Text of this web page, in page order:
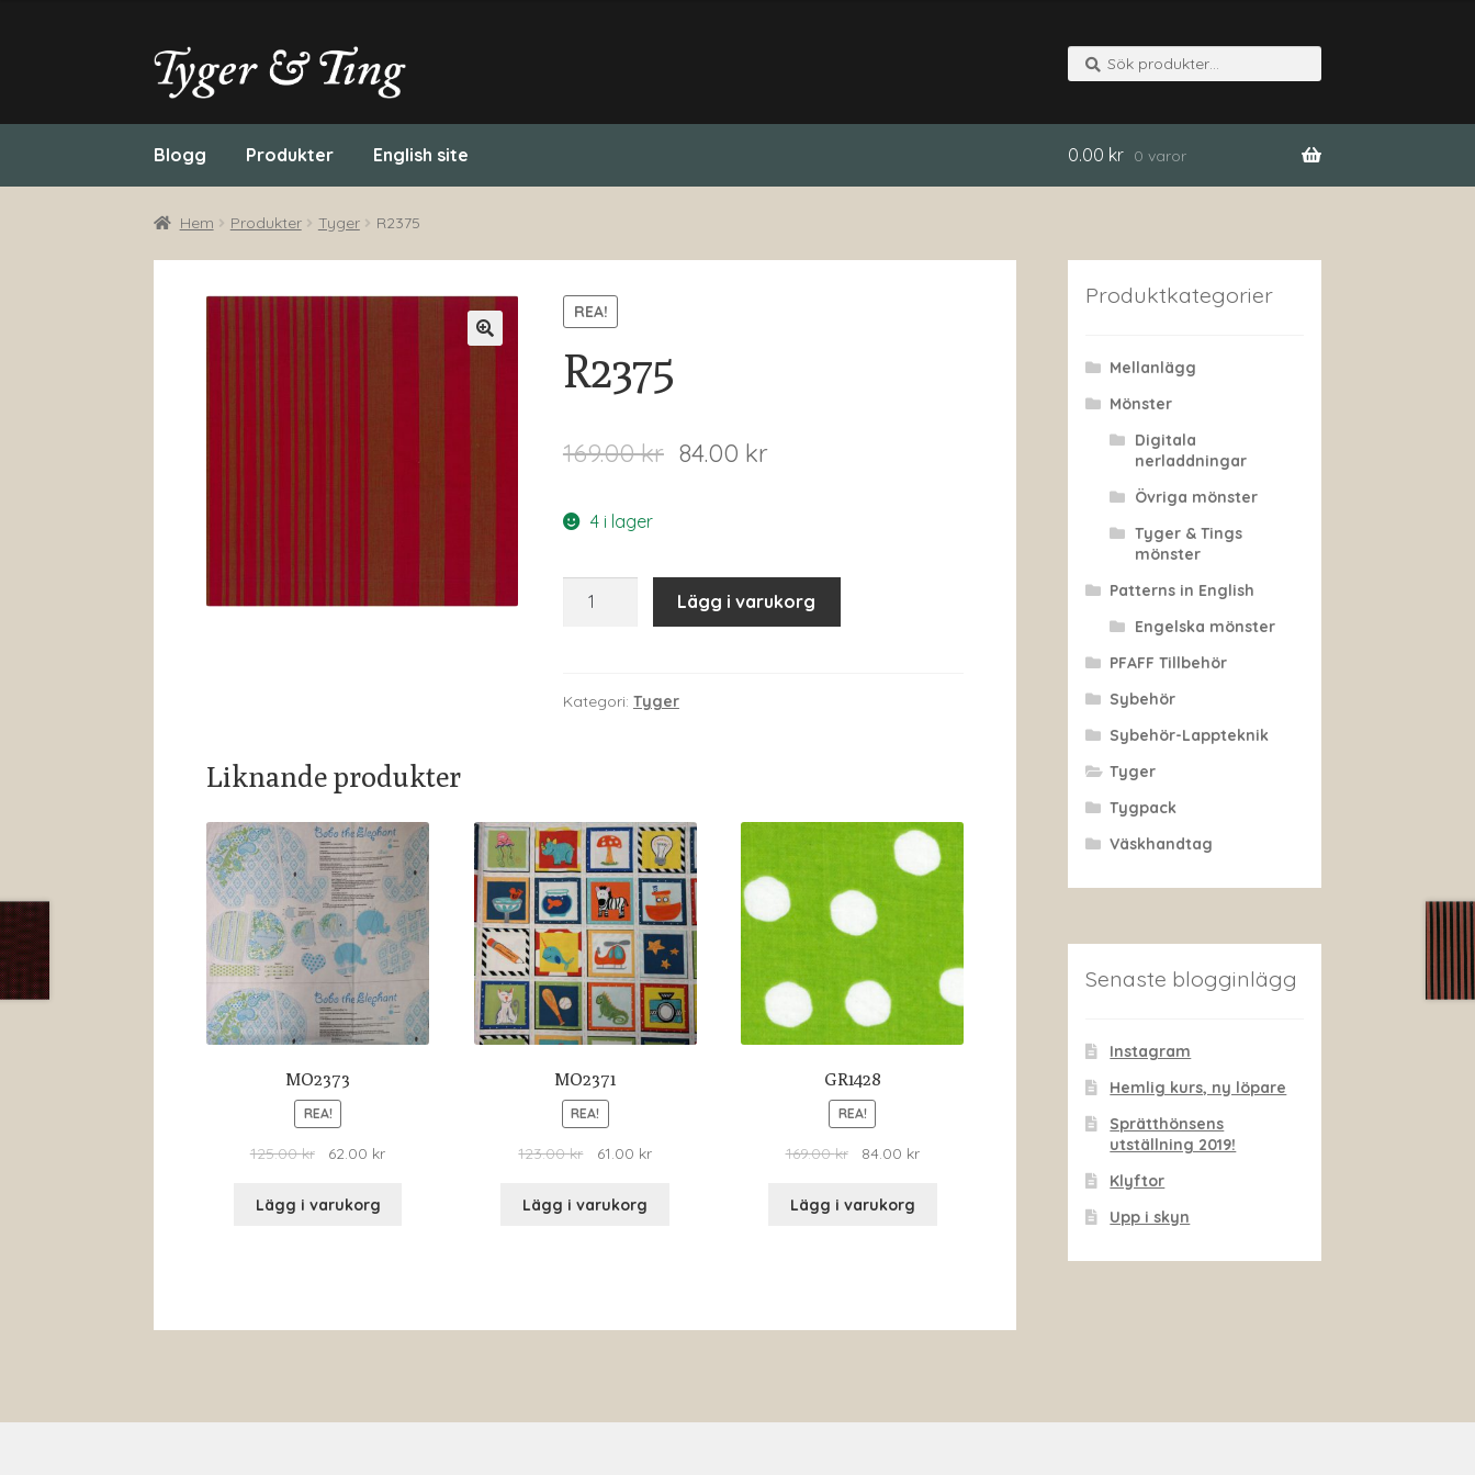
Hoppa
till
Hoppa
till
Sök
efter:
Sök
Blogg Produkter English site 0.00 kr 0 varor
Hem Produkter Tyger R2375
REA!
R2375
169.00kr 84.00 kr
4 i lager
R2375
Lägg i varukorg
Kategori: Tyger
Liknande produkter
MO2373
REA!
125.00kr 62.00 kr
Lägg i varukorg
MO2371
REA!
123.00kr 61.00 kr
Lägg i varukorg
GR1428
REA!
169.00kr 84.00 kr
Lägg i varukorg
Produktkategorier
Mellanlägg
Mönster
Digitala
nerladdningar
Övriga mönster
Tyger & Tings
mönster
Patterns in English
Engelska mönster
PFAFF Tillbehör
Sybehör
Sybehör-Lappteknik
Tyger
Tygpack
Väskhandtag
Senaste blogginlägg
Instagram
Hemlig kurs, ny löpare
Sprätthönsens
utställning 2019!
Klyftor
Upp i skyn